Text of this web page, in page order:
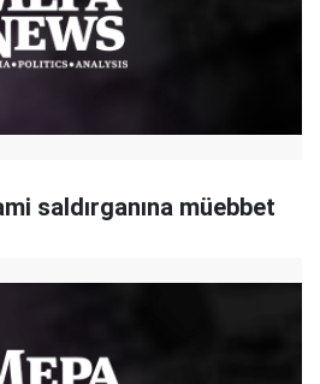
saldırganına müebbet